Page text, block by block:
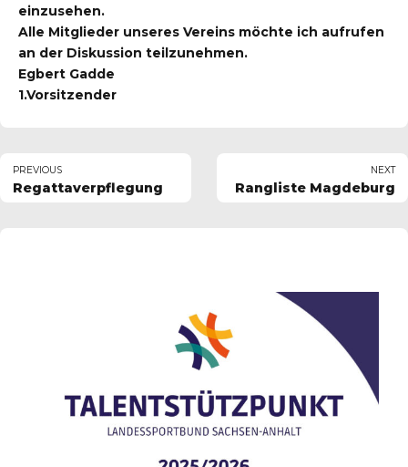
einzusehen.
Alle Mitglieder unseres Vereins möchte ich aufrufen
an der Diskussion teilzunehmen.
Egbert Gadde
1.Vorsitzender
PREVIOUS
Regattaverpflegung
NEXT
Rangliste Magdeburg